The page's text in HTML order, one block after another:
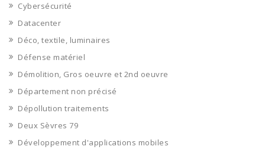
Cybersécurité
Datacenter
Déco, textile, luminaires
Défense matériel
Démolition, Gros oeuvre et 2nd oeuvre
Département non précisé
Dépollution traitements
Deux Sèvres 79
Développement d'applications mobiles